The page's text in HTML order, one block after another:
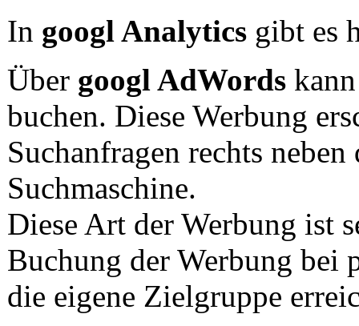
In googl Analyticsgibt es
Über googl AdWordskann
buchen. Diese Werbung
Suchanfragen rechts
Suchmaschine.
Diese Art der Werbung ist
Buchung der Werbung bei
die eigene Zielgruppe